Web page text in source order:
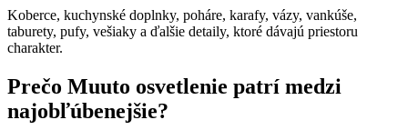
Koberce, kuchynské doplnky, poháre, karafy, vázy, vankúše,
taburety, pufy, vešiaky a ďalšie detaily, ktoré dávajú priestoru
charakter.
Prečo Muuto osvetlenie patrí medzi
najobľúbenejšie?